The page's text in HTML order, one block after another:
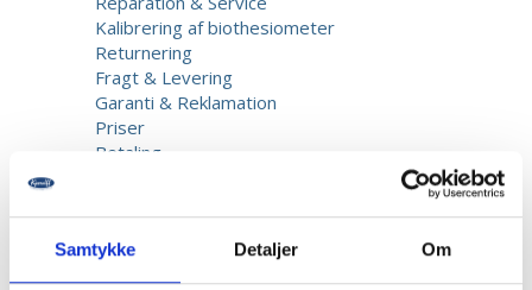
Samtykke Detaljer Om
Kalibrering af biothesiometer
Returnering
Fragt & Levering
Garanti & Reklamation
Priser
Betaling
Kontakt os
Dansk Fodmesse